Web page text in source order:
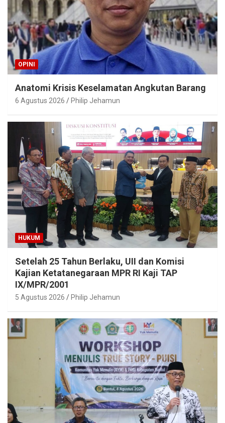
OPINI
Anatomi Krisis Keselamatan Angkutan Barang
6 Agustus 2026 Philip Jehamun
HUKUM
Setelah 25 Tahun Berlaku, UII dan Komisi
Kajian Ketatanegaraan MPR RI Kaji TAP
IX/MPR/2001
5 Agustus 2026 Philip Jehamun